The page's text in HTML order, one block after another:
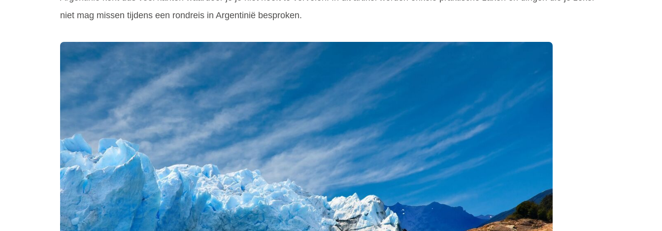
niet mag missen tijdens een rondreis in Argentinië besproken.